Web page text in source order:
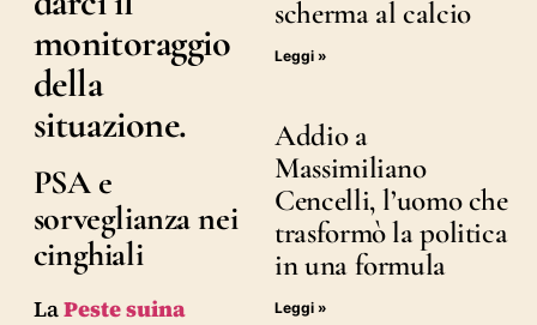
monitoraggio
della
situazione.
PSA e
sorveglianza nei
cinghiali
LaPeste suina
scherma al calcio
Leggi »
Addio a
Massimiliano
Cencelli, l’uomo che
trasformò la politica
in una formula
Leggi »